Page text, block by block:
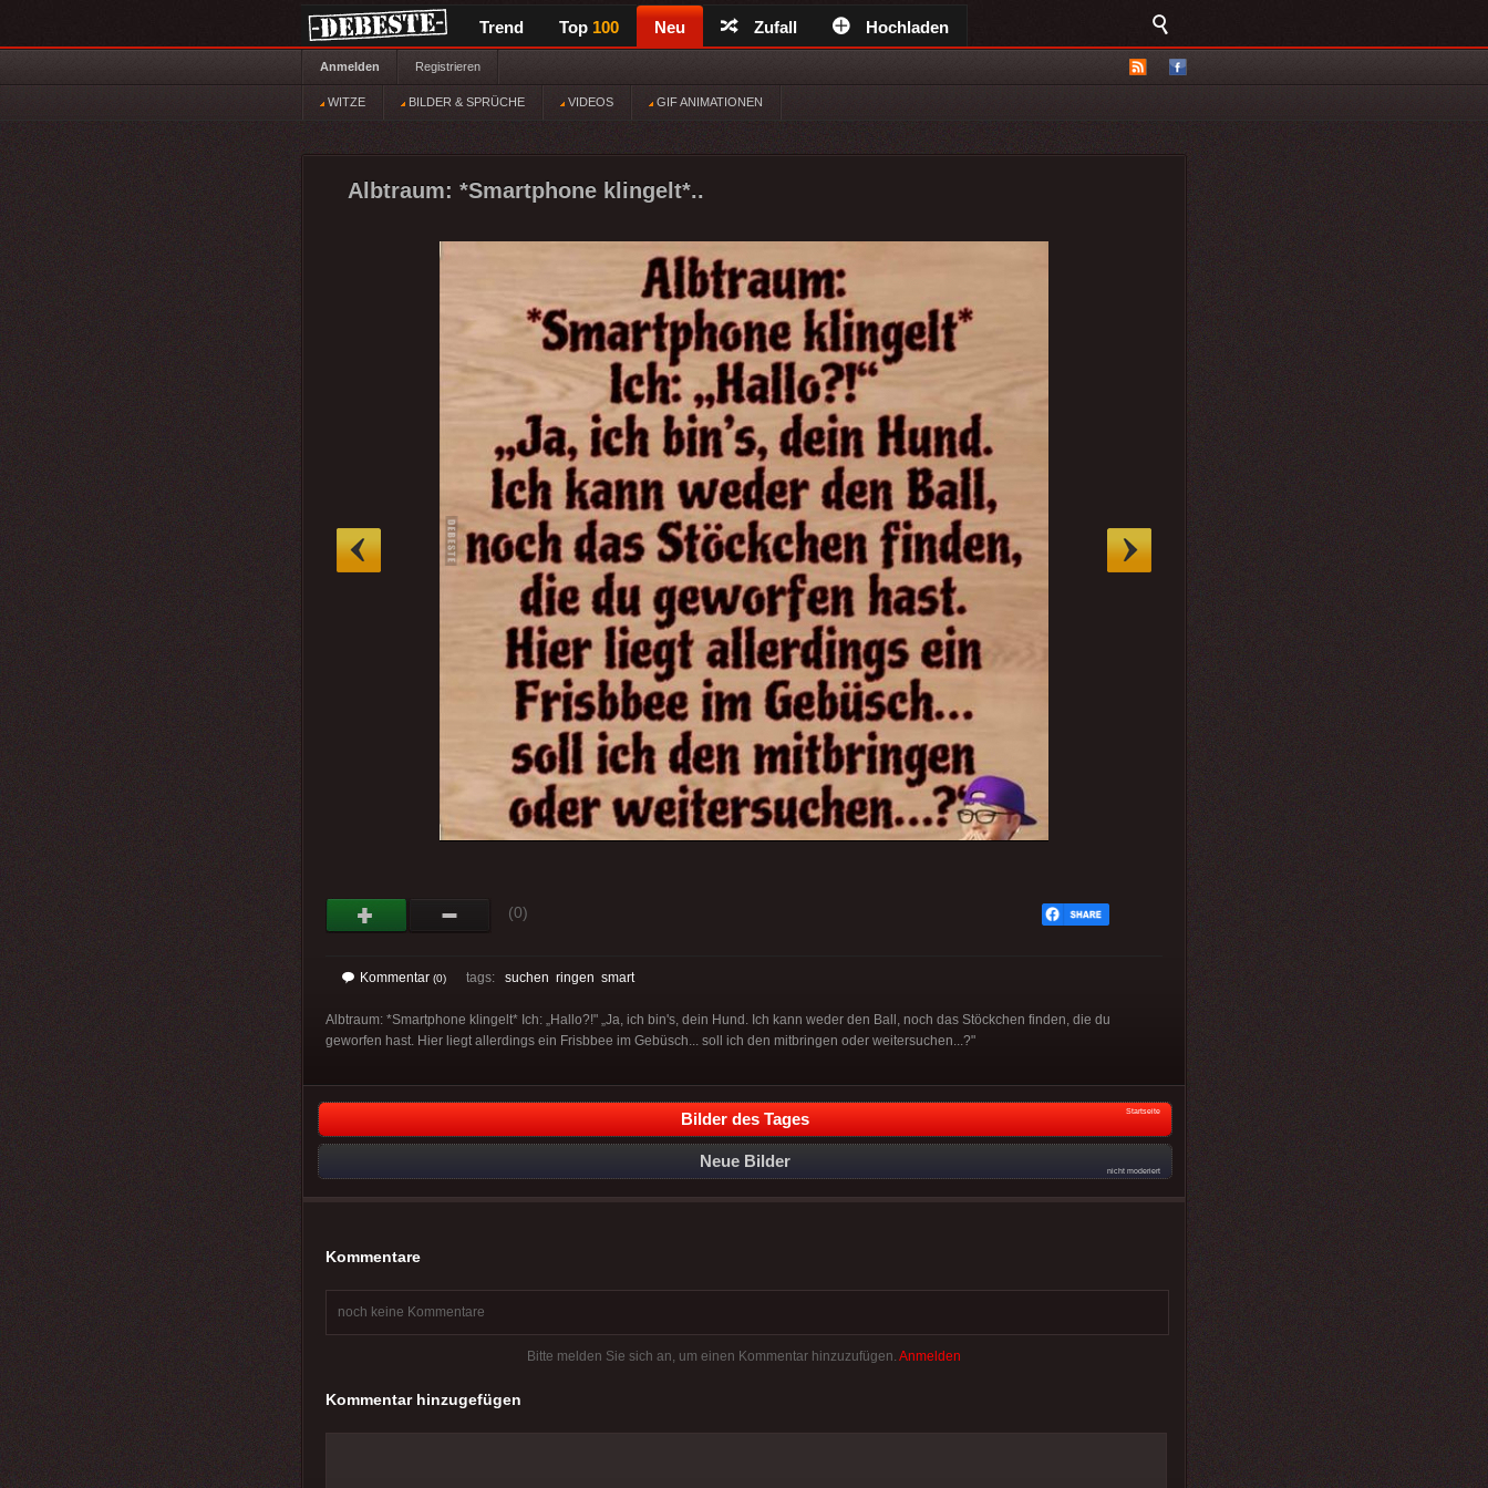
Trend Top 100 Neu Zufall Hochladen
Anmelden Registrieren
WITZE BILDER & SPRÜCHE VIDEOS GIF ANIMATIONEN
Albtraum: *Smartphone klingelt*..
(0)
Kommentar (0) tags: suchen ringen smart
Albtraum: *Smartphone klingelt* Ich: „Hallo?!" „Ja, ich bin's, dein Hund. Ich kann weder den Ball, noch das Stöckchen finden, die du
geworfen hast. Hier liegt allerdings ein Frisbbee im Gebüsch... soll ich den mitbringen oder weitersuchen...?"
Bilder des Tages Startseite
Neue Bilder
nicht moderiert
Kommentare
noch keine Kommentare
Bitte melden Sie sich an, um einen Kommentar hinzuzufügen. Anmelden
Kommentar hinzugefügen